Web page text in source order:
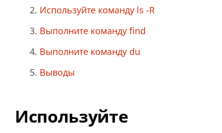
Используйте команду ls -R
Выполните команду find
Выполните команду du
Выводы
Используйте